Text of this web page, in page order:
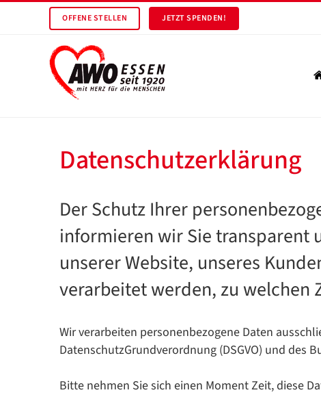
OFFENE STELLEN JETZT SPENDEN!
Datenschutzerklärung
Der Schutz Ihrer
informieren wir Sie transparent
unserer Website, unseres
verarbeitet werden, zu welchen
Wir verarbeiten personenbezogene Daten
DatenschutzGrundverordnung (DSGVO) und des
Bitte nehmen Sie sich einen Moment Zeit, diese